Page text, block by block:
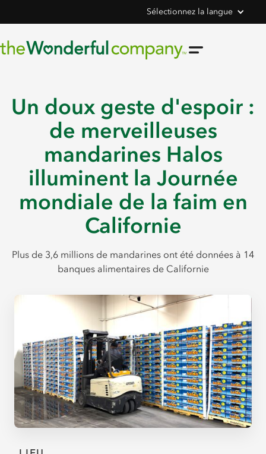
Sélectionnez la langue
Un doux geste d'espoir :
de merveilleuses
mandarines Halos
illuminent la Journée
mondiale de la faim en
Californie
Plus de 3,6 millions de mandarines ont été données à 14
banques alimentaires de Californie